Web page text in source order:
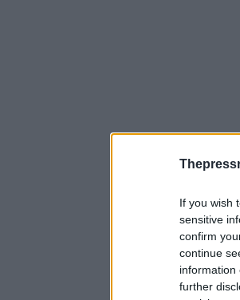
If you wish
sensitive
confirm
continue
information
further